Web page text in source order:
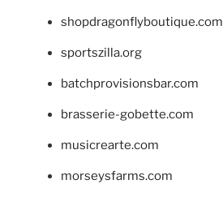
shopdragonflyboutique.com
sportszilla.org
batchprovisionsbar.com
brasserie-gobette.com
musicrearte.com
morseysfarms.com